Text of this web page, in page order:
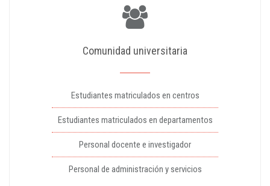
Comunidad universitaria
Estudiantes matriculados en centros
Estudiantes matriculados en departamentos
Personal docente e investigador
Personal de administración y servicios